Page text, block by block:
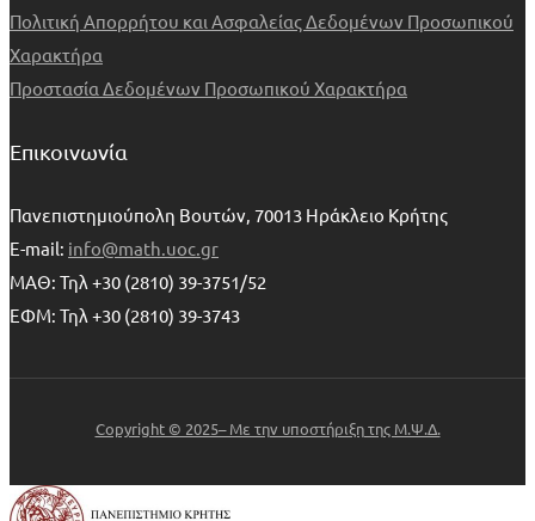
Πολιτική Απορρήτου και Ασφαλείας Δεδομένων Προσωπικού
Χαρακτήρα
Προστασία Δεδομένων Προσωπικού Χαρακτήρα
Επικοινωνία
Πανεπιστημιούπολη Βουτών, 70013 Ηράκλειο Κρήτης
E-mail: info@math.uoc.gr
ΜΑΘ: Τηλ +30 (2810) 39-3751/52
ΕΦΜ: Τηλ +30 (2810) 39-3743
Copyright © 2025– Με την υποστήριξη της Μ.Ψ.Δ.